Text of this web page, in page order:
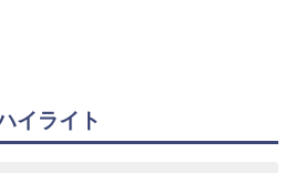
イライト